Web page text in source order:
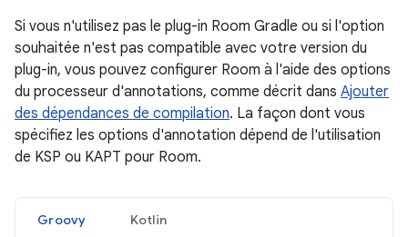
Si vous n'utilisez pas le plug-in Room Gradle ou si l'option
souhaitée n'est pas compatible avec votre version du
plug-in, vous pouvez configurer Room à l'aide des options
du processeur d'annotations, comme décrit dans Ajouter
des dépendances de compilation. La façon dont vous
spécifiez les options d'annotation dépend de l'utilisation
de KSP ou KAPT pour Room.
Groovy Kotlin